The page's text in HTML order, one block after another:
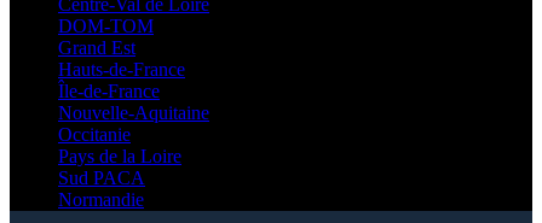
Centre-Val de Loire
DOM-TOM
Grand Est
Hauts-de-France
Île-de-France
Nouvelle-Aquitaine
Occitanie
Pays de la Loire
Sud PACA
Normandie